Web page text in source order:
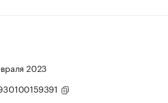
2023